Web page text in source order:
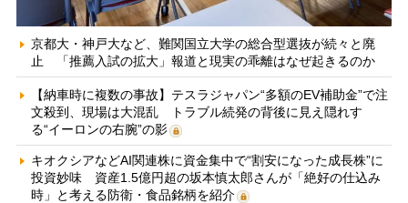
京都大・神戸大など、難関国立大学の総合型選抜が続々と廃
止 「推薦入試の拡大」報道と現実の乖離はなぜ起きるのか
【納車時に複数の事故】テスラジャパン“多額のEV補助金”で注
文殺到、現場は大混乱 トラブル続発の背後に見え隠れす
る“イーロンの右腕”の影
キオクシアなどAI関連株に資金集中で“割安になった成長株”に
投資妙味 資産1.5億円超の坂本慎太郎さんが「絶好の仕込み
時」と考える防衛・食品銘柄を紹介